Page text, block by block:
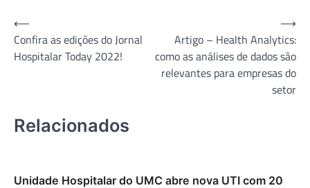
Navegação
de
Post
⟵
Confira as edições do Jornal
Hospitalar Today 2022!
Artigo – Health Analytics:
como as análises de dados são
relevantes para empresas do
setor
⟶
Relacionados
Unidade Hospitalar do UMC abre nova UTI com 20